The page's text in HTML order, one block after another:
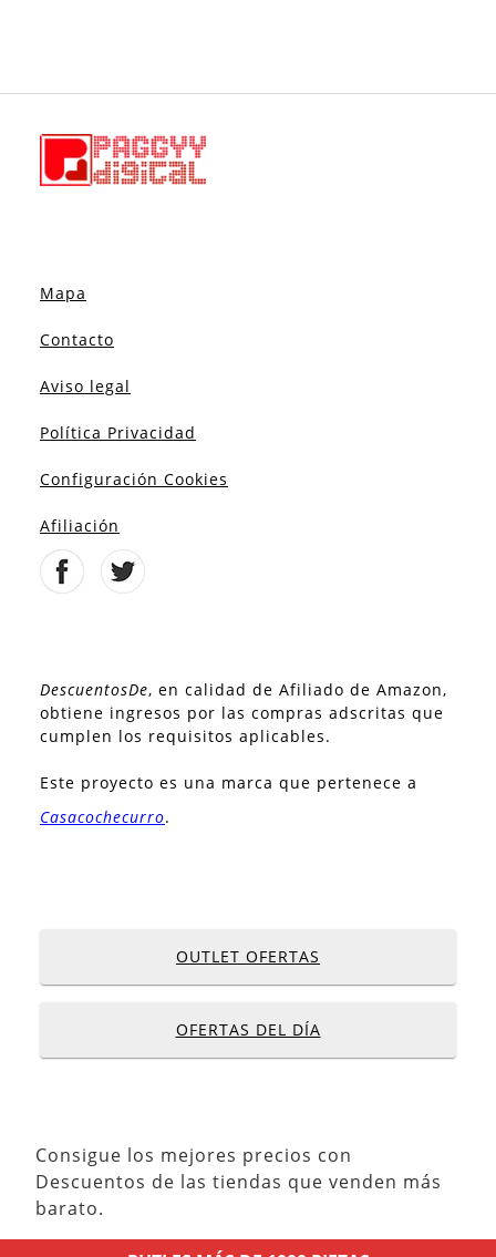
Mapa
Contacto
Aviso legal
Política Privacidad
Configuración Cookies
Afiliación
DescuentosDe, en calidad de Afiliado de Amazon,
obtiene ingresos por las compras adscritas que
cumplen los requisitos aplicables.
Este proyecto es una marca que pertenece a
Casacochecurro.
OUTLET OFERTAS
OFERTAS DEL DÍA
Consigue los mejores precios con
Descuentos de las tiendas que venden más
barato.